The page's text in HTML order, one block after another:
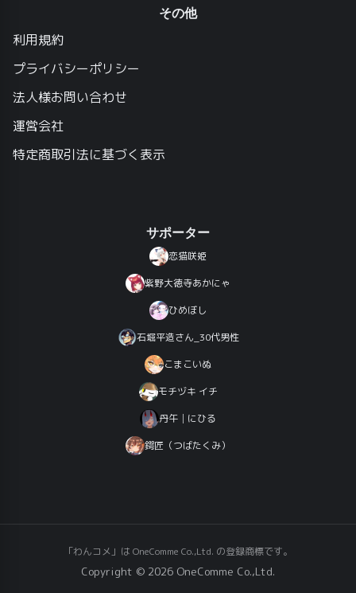
その他
利用規約
プライバシーポリシー
法人様お問い合わせ
運営会社
特定商取引法に基づく表示
サポーター
恋猫咲姫
紫野大徳寺あかにゃ
ひめぼし
石堀平造さん_30代男性
こまこいぬ
モチヅキ イチ
丹午│にひる
鍔匠（つばたくみ）
「わんコメ」は OneComme Co.,Ltd. の登録商標です。
Copyright © 2026 OneComme Co.,Ltd.